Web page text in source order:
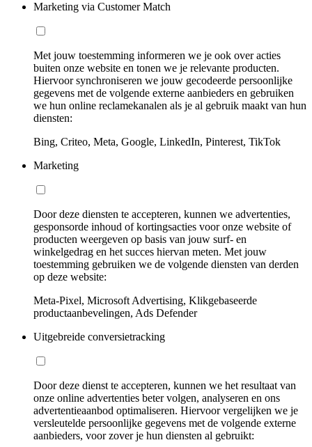
Marketing via Customer Match
Met jouw toestemming informeren we je ook over acties
buiten onze website en tonen we je relevante producten.
Hiervoor synchroniseren we jouw gecodeerde persoonlijke
gegevens met de volgende externe aanbieders en gebruiken
we hun online reclamekanalen als je al gebruik maakt van hun
diensten:
Bing, Criteo, Meta, Google, LinkedIn, Pinterest, TikTok
Marketing
Door deze diensten te accepteren, kunnen we advertenties,
gesponsorde inhoud of kortingsacties voor onze website of
producten weergeven op basis van jouw surf- en
winkelgedrag en het succes hiervan meten. Met jouw
toestemming gebruiken we de volgende diensten van derden
op deze website:
Meta-Pixel, Microsoft Advertising, Klikgebaseerde
productaanbevelingen, Ads Defender
Uitgebreide conversietracking
Door deze dienst te accepteren, kunnen we het resultaat van
onze online advertenties beter volgen, analyseren en ons
advertentieaanbod optimaliseren. Hiervoor vergelijken we je
versleutelde persoonlijke gegevens met de volgende externe
aanbieders, voor zover je hun diensten al gebruikt: